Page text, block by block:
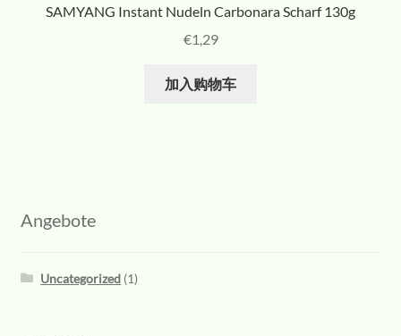
SAMYANG Instant Nudeln Carbonara Scharf 130g
€1,29
加入购物车
Angebote
Uncategorized (1)